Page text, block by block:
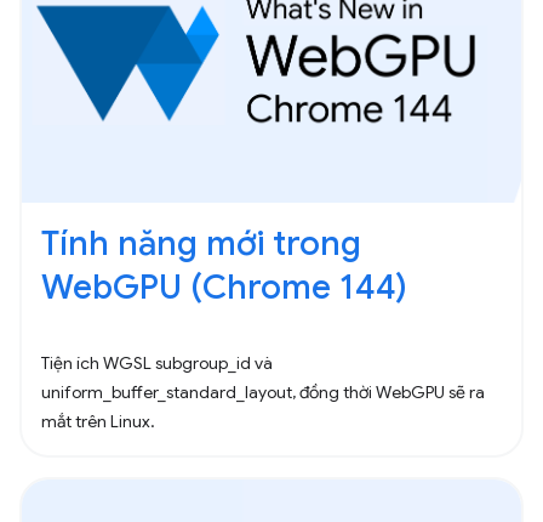
Tính năng mới trong
WebGPU (Chrome 144)
Tiện ích WGSL subgroup_id và
uniform_buffer_standard_layout, đồng thời WebGPU sẽ ra
mắt trên Linux.